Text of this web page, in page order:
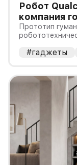
Робот
компания
плану
Прототип
разошлось по
#гаджеты